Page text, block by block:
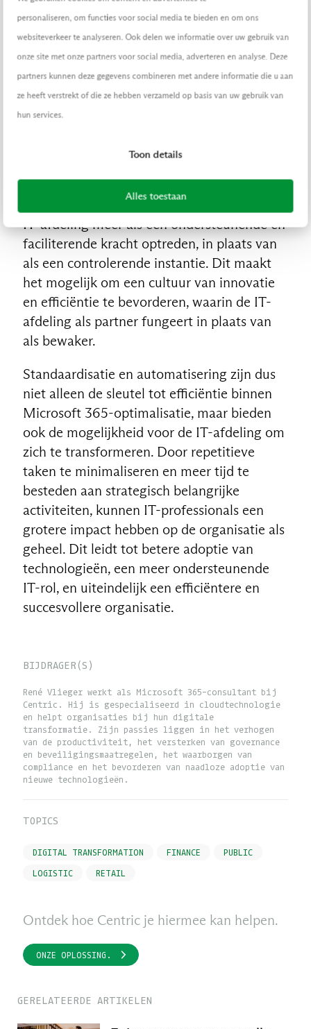
personaliseren, om functies voor social media te bieden en om ons
websiteverkeer te analyseren. Ook delen we informatie over uw gebruik van
onze site met onze partners voor social media, adverteren en analyse. Deze
partners kunnen deze gegevens combineren met andere informatie die u aan
ze heeft verstrekt of die ze hebben verzameld op basis van uw gebruik van
hun services.
Toon details
Alles toestaan
in hun dagelijkse werkprocessen. Door een
continue stroom aan veranderingen effectief
te begeleiden, wordt de adoptie van nieuwe
tools en updates soepeler en succesvoller.
IT als faciliterende kracht
De verschuiving van een sturende naar een
essentieel voor moderne organisaties. Door
standaardisatie en automatisering kan de
IT-afdeling meer als een ondersteunende en
faciliterende kracht optreden, in plaats van
als een controlerende instantie. Dit maakt
het mogelijk om een cultuur van innovatie
en efficiëntie te bevorderen, waarin de IT-
afdeling als partner fungeert in plaats van
als bewaker.
Standaardisatie en automatisering zijn dus
niet alleen de sleutel tot efficiëntie binnen
Microsoft 365-optimalisatie, maar bieden
ook de mogelijkheid voor de IT-afdeling om
zich te transformeren. Door repetitieve
taken te minimaliseren en meer tijd te
besteden aan strategisch belangrijke
activiteiten, kunnen IT-professionals een
grotere impact hebben op de organisatie als
geheel. Dit leidt tot betere adoptie van
technologieën, een meer ondersteunende
IT-rol, en uiteindelijk een efficiëntere en
succesvollere organisatie.
BIJDRAGER(S)
René Vlieger werkt als Microsoft 365-consultant bij
Centric. Hij is gespecialiseerd in cloudtechnologie
en helpt organisaties bij hun digitale
transformatie. Zijn passies liggen in het verhogen
van de productiviteit, het versterken van governance
en beveiligingsmaatregelen, het waarborgen van
compliance en het bevorderen van naadloze adoptie van
nieuwe technologieën.
TOPICS
DIGITAL TRANSFORMATION FINANCE
PUBLIC
LOGISTIC
RETAIL
Ontdek hoe Centric je hiermee kan helpen.
ONZE OPLOSSING.
GERELATEERDE ARTIKELEN